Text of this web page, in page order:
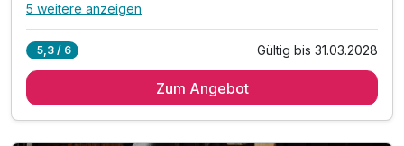
Alle Inklusivleistungen
2 x Gourmet-Frühstück
5 weitere anzeigen
5,3 / 6 Gültig bis 31.03.2028
Zum Angebot